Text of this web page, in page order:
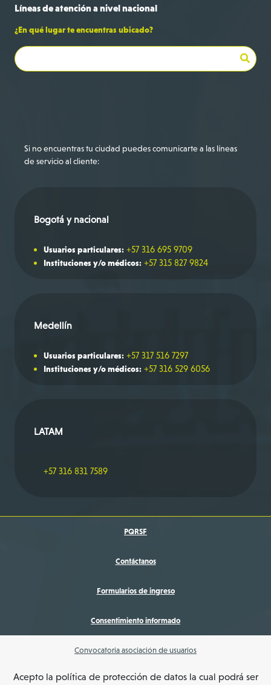
Líneas deatención anivel nacional
¿En qué lugar te encuentras ubicado?
Si no encuentras tu ciudad puedes comunicarte a las líneas
de servicio al cliente:
Bogotá y nacional
Usuarios particulares: +57 316 695 9709
Instituciones y/o médicos: +57 315 827 9824
Medellín
Usuarios particulares: +57 317 516 7297
Instituciones y/o médicos: +57 316 529 6056
LATAM
+57 316 831 7589
PQRSF
Contáctanos
Formularios de ingreso
Consentimiento informado
Convocatoria asociación de usuarios
Acepto la política de protección de datos la cual podrá ser